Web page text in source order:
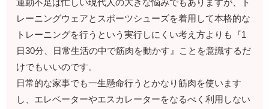
運動不足は忙しい現代人の大きな悩みでもありますが、ト
レーニングウェアとスポーツシューズを着用して本格的な
トレーニングを行うという実行しにくい考え方よりも『1
日30分、日常生活の中で筋肉を動かす』ことを意識するだ
けでもいいのです。
日常的な家事でも一生懸命行うとかなり筋肉を使います
し、エレベーターやエスカレーターをなるべく利用しない